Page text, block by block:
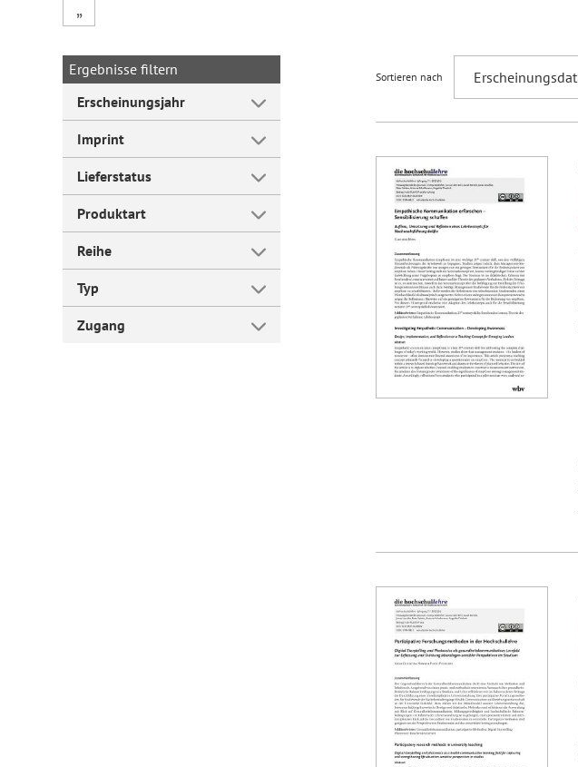
Forum Arbeitslehre
„
Ergebnisse filtern
Erscheinungsjahr
Imprint
Lieferstatus
Produktart
Reihe
Typ
Zugang
Sortieren nach